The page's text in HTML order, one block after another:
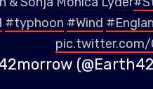
#typhoon #Wind
pic.twitter.com/